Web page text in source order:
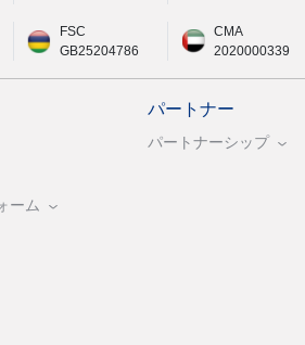
FSC
GB25204786
CMA
2020000339
ーム
パートナー
パートナーシップ